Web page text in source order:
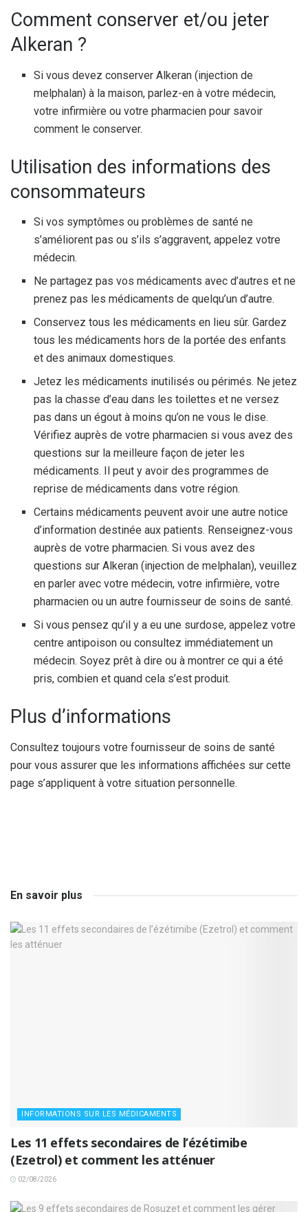
Comment conserver et/ou jeter
Alkeran ?
Si vous devez conserver Alkeran (injection de
melphalan) à la maison, parlez-en à votre médecin,
votre infirmière ou votre pharmacien pour savoir
comment le conserver.
Utilisation des informations des
consommateurs
Si vos symptômes ou problèmes de santé ne
s’améliorent pas ou s’ils s’aggravent, appelez votre
médecin.
Ne partagez pas vos médicaments avec d’autres et ne
prenez pas les médicaments de quelqu’un d’autre.
Conservez tous les médicaments en lieu sûr. Gardez
tous les médicaments hors de la portée des enfants
et des animaux domestiques.
Jetez les médicaments inutilisés ou périmés. Ne jetez
pas la chasse d’eau dans les toilettes et ne versez
pas dans un égout à moins qu’on ne vous le dise.
Vérifiez auprès de votre pharmacien si vous avez des
questions sur la meilleure façon de jeter les
médicaments. Il peut y avoir des programmes de
reprise de médicaments dans votre région.
Certains médicaments peuvent avoir une autre notice
d’information destinée aux patients. Renseignez-vous
auprès de votre pharmacien. Si vous avez des
questions sur Alkeran (injection de melphalan), veuillez
en parler avec votre médecin, votre infirmière, votre
pharmacien ou un autre fournisseur de soins de santé.
Si vous pensez qu’il y a eu une surdose, appelez votre
centre antipoison ou consultez immédiatement un
médecin. Soyez prêt à dire ou à montrer ce qui a été
pris, combien et quand cela s’est produit.
Plus d’informations
Consultez toujours votre fournisseur de soins de santé
pour vous assurer que les informations affichées sur cette
page s’appliquent à votre situation personnelle.
En savoir plus
INFORMATIONS SUR LES MÉDICAMENTS
Les 11 effets secondaires de l’ézétimibe
(Ezetrol) et comment les atténuer
02/08/2026